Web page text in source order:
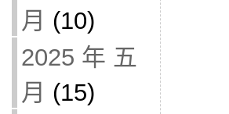
月 (10)
2025 年 五
月 (15)